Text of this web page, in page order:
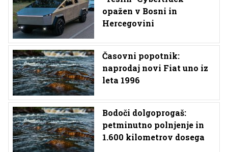
opažen v Bosni in
Hercegovini
Časovni popotnik:
naprodaj novi Fiat uno iz
leta 1996
Bodoči dolgoprogaš:
petminutno polnjenje in
1.600 kilometrov dosega